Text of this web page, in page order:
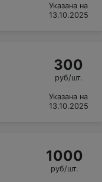
Указана на
13.10.2025
300
руб/шт.
Указана на
13.10.2025
1000
руб/шт.